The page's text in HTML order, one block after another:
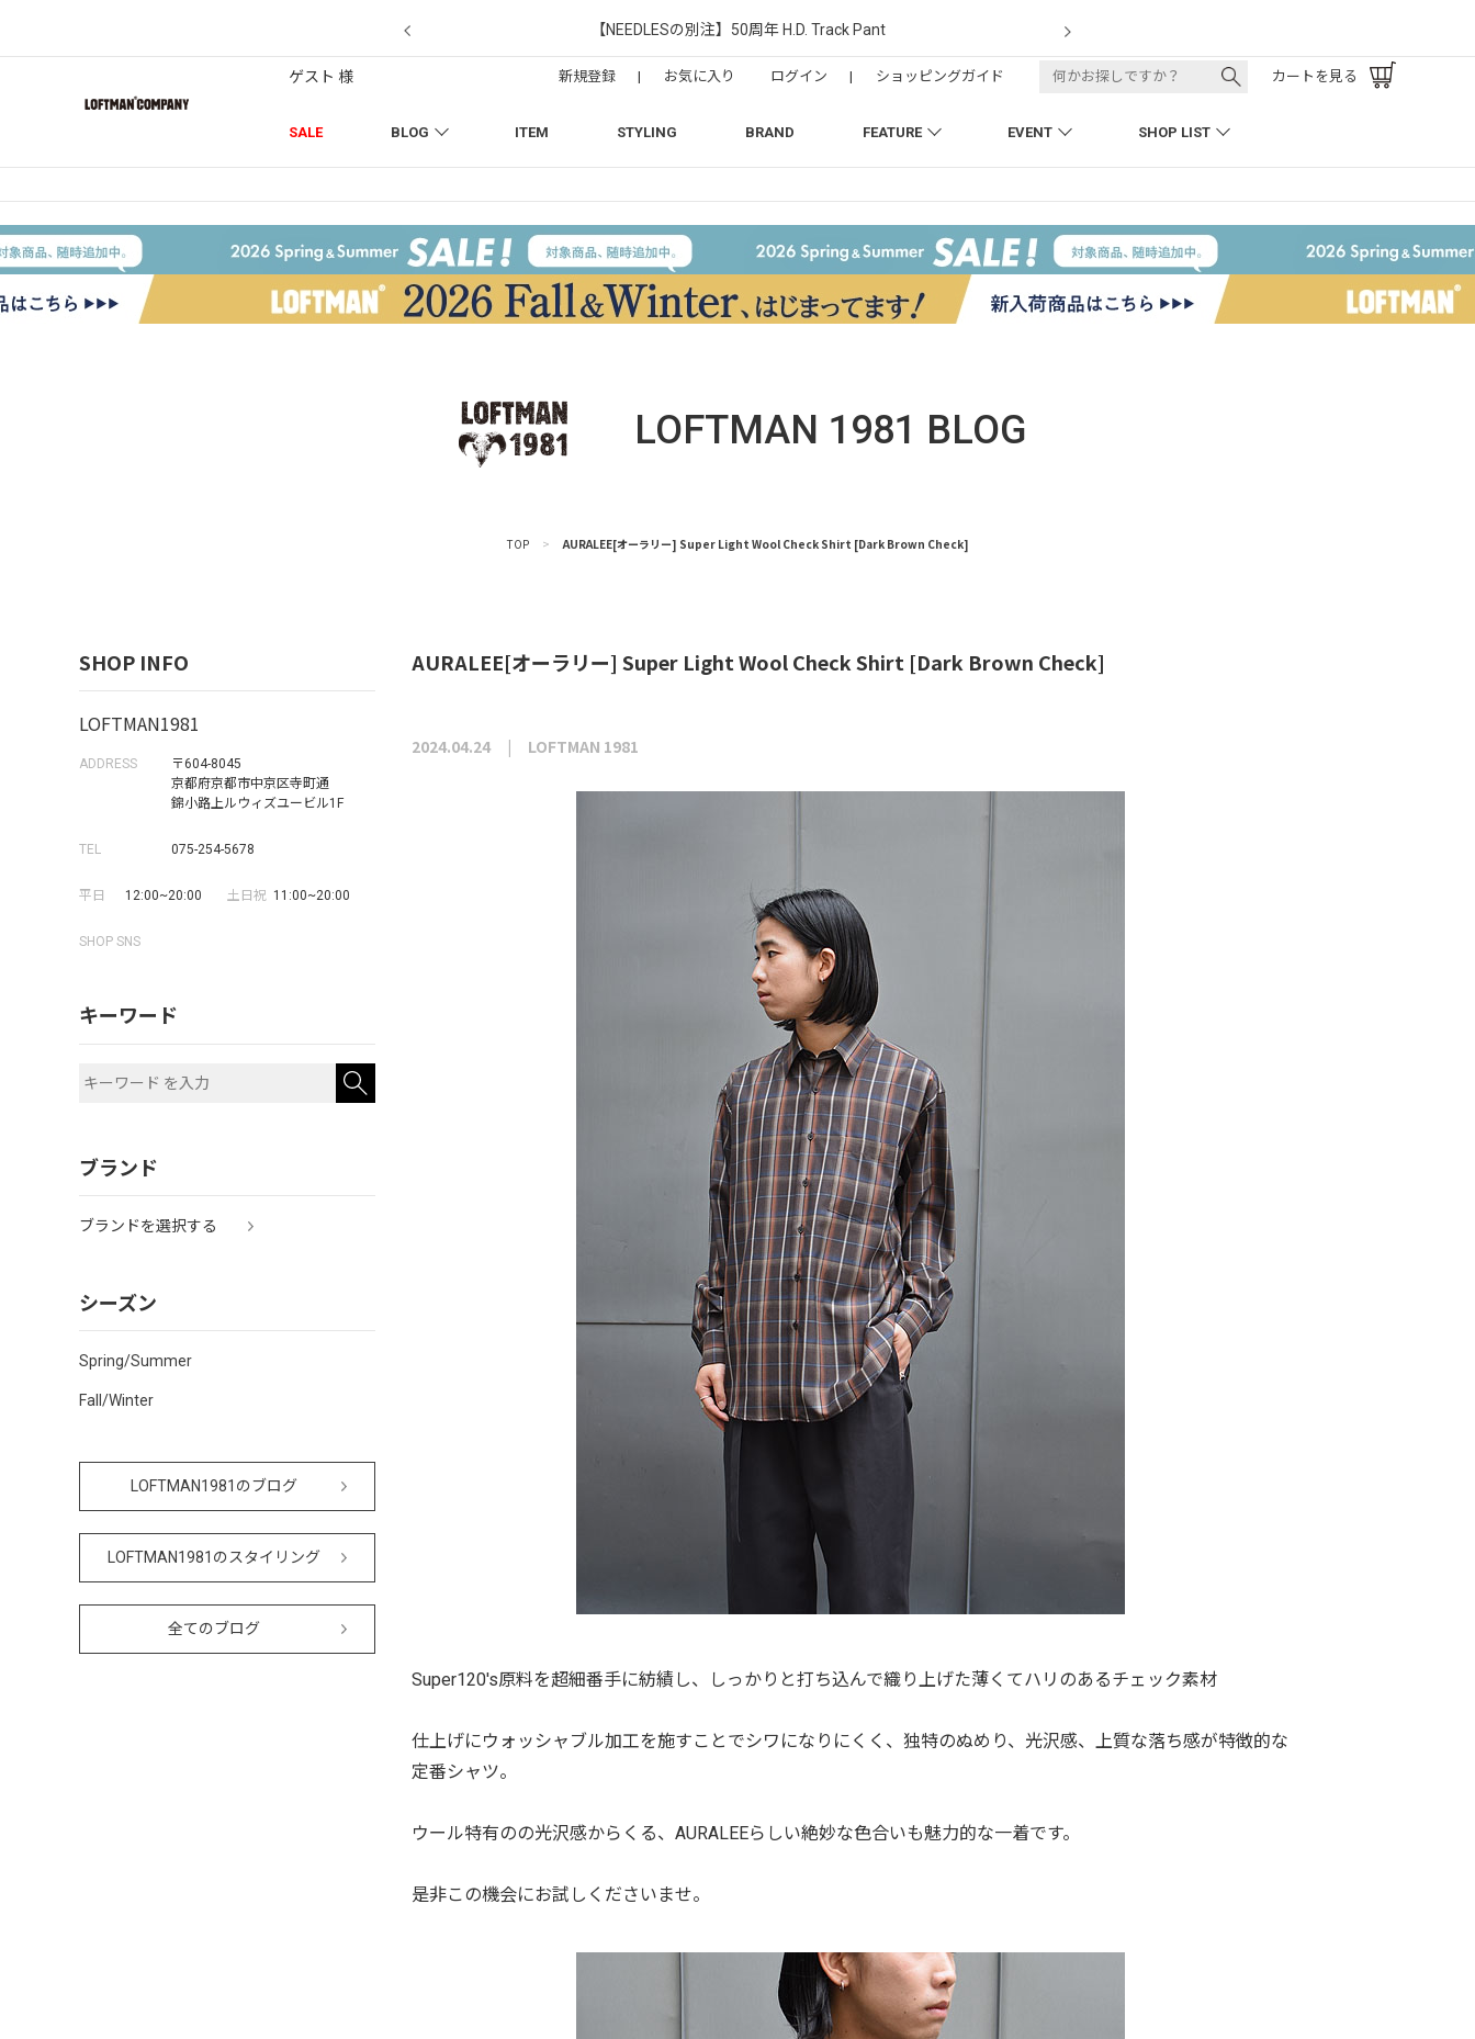
【NEEDLESの別注】50周年 H.D. Track Pant
SALE BLOG ITEM STYLING BRAND FEATURE EVENT SHOP LIST
ゲスト 様 新規登録 | お気に入り ログイン | ショッピングガイド カートを見る
LOFTMAN 1981 BLOG
TOP > AURALEE[オーラリー] Super Light Wool Check Shirt [Dark Brown Check]
SHOP INFO
LOFTMAN1981
ADDRESS
〒604-8045
京都府京都市中京区寺町通
錦小路上ルウィズユービル1F
TEL 075-254-5678
平日 12:00~20:00 土日祝 11:00~20:00
SHOP SNS
キーワード
ブランド
ブランドを選択する
シーズン
Spring/Summer
Fall/Winter
LOFTMAN1981のブログ
LOFTMAN1981のスタイリング
全てのブログ
AURALEE[オーラリー] Super Light Wool Check Shirt [Dark Brown Check]
2024.04.24 LOFTMAN 1981
Super120's原料を超細番手に紡績し、しっかりと打ち込んで織り上げた薄くてハリのあるチェック素材
仕上げにウォッシャブル加工を施すことでシワになりにくく、独特のぬめり、光沢感、上質な落ち感が特徴的な
定番シャツ。
ウール特有のの光沢感からくる、AURALEEらしい絶妙な色合いも魅力的な一着です。
是非この機会にお試しくださいませ。